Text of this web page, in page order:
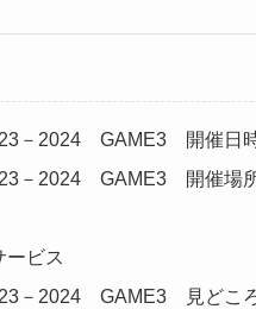
－2024 GAME3 開催日
－2024 GAME3 開催場
ービス
－2024 GAME3 見どこ